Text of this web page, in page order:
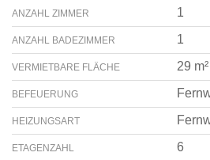
ANZAHL ZIMMER 1
ANZAHL BADEZIMMER 1
VERMIETBARE FLÄCHE 29 m²
BEFEUERUNG
HEIZUNGSART
ETAGENZAHL 6